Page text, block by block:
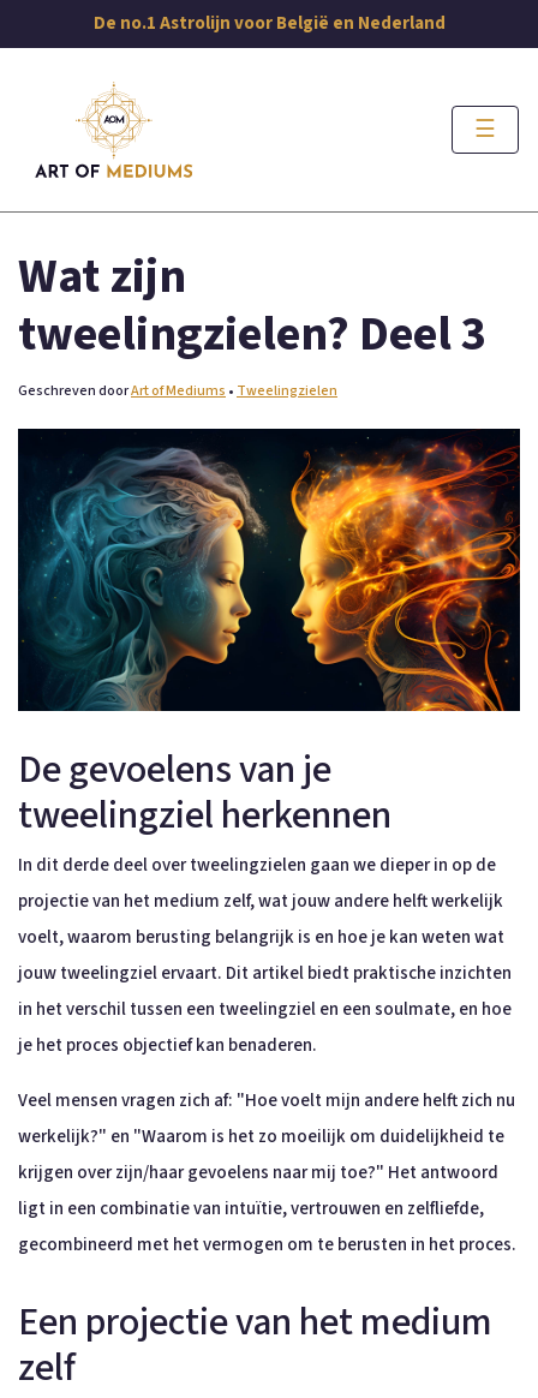
De no.1 Astrolijn voor België en Nederland
☰
Wat zijn
tweelingzielen? Deel 3
Geschreven doorArt of Mediums • Tweelingzielen
De gevoelens van je
tweelingziel herkennen
In dit derde deel over tweelingzielen gaan we dieper in op de
projectie van het medium zelf, wat jouw andere helft werkelijk
voelt, waarom berusting belangrijk is en hoe je kan weten wat
jouw tweelingziel ervaart. Dit artikel biedt praktische inzichten
in het verschil tussen een tweelingziel en een soulmate, en hoe
je het proces objectief kan benaderen.
Veel mensen vragen zich af: "Hoe voelt mijn andere helft zich nu
werkelijk?" en "Waarom is het zo moeilijk om duidelijkheid te
krijgen over zijn/haar gevoelens naar mij toe?" Het antwoord
ligt in een combinatie van intuïtie, vertrouwen en zelfliefde,
gecombineerd met het vermogen om te berusten in het proces.
Een projectie van het medium
zelf